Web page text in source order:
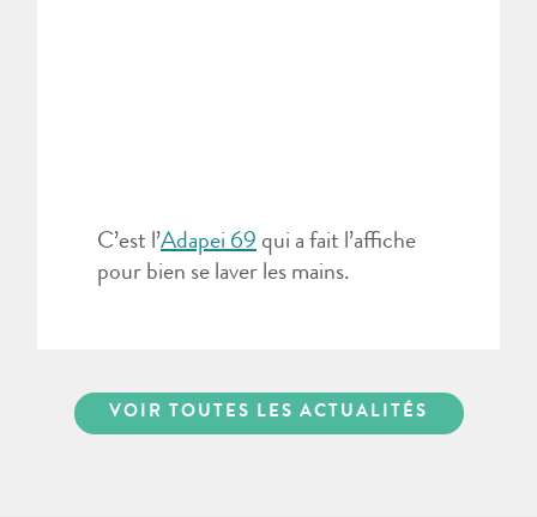
C’est l’Adapei 69 qui a fait l’affiche
pour bien se laver les mains.
VOIR TOUTES LES ACTUALITÉS